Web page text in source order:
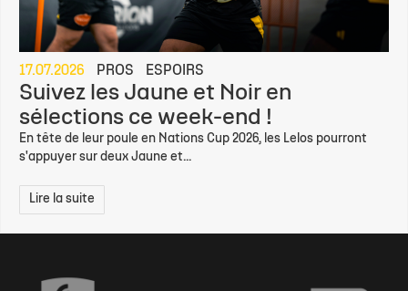
17.07.2026 PROS ESPOIRS
Suivez les Jaune et Noir en
sélections ce week-end !
En tête de leur poule en Nations Cup 2026, les Lelos pourront
s'appuyer sur deux Jaune et...
Lire la suite